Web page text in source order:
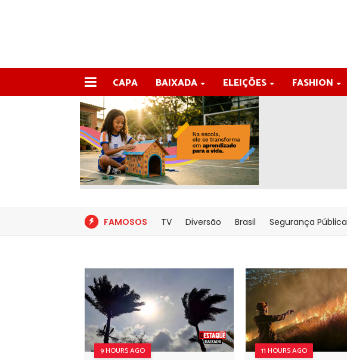
CAPA BAIXADA ELEIÇÕES FASHION
FAMOSOS TV Diversão Brasil Segurança Pública
9 HOURS AGO 11 HOURS AGO